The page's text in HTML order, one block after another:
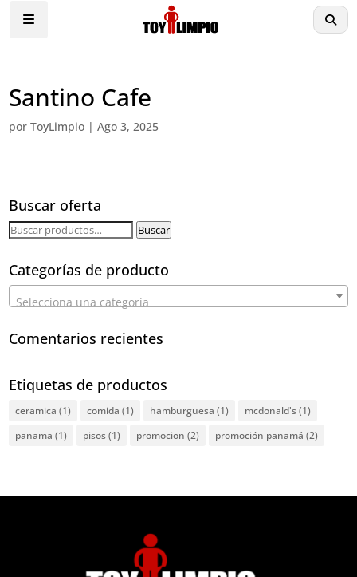
Santino Cafe
porToyLimpio |Ago 3, 2025
Buscar oferta
Buscar
Buscar
Categorías de producto
Selecciona una categoría
Comentarios recientes
Etiquetas de productos
ceramica (1) comida (1) hamburguesa (1) mcdonald's(1)
panama (1) pisos(1) promocion (2) promoción panamá (2)